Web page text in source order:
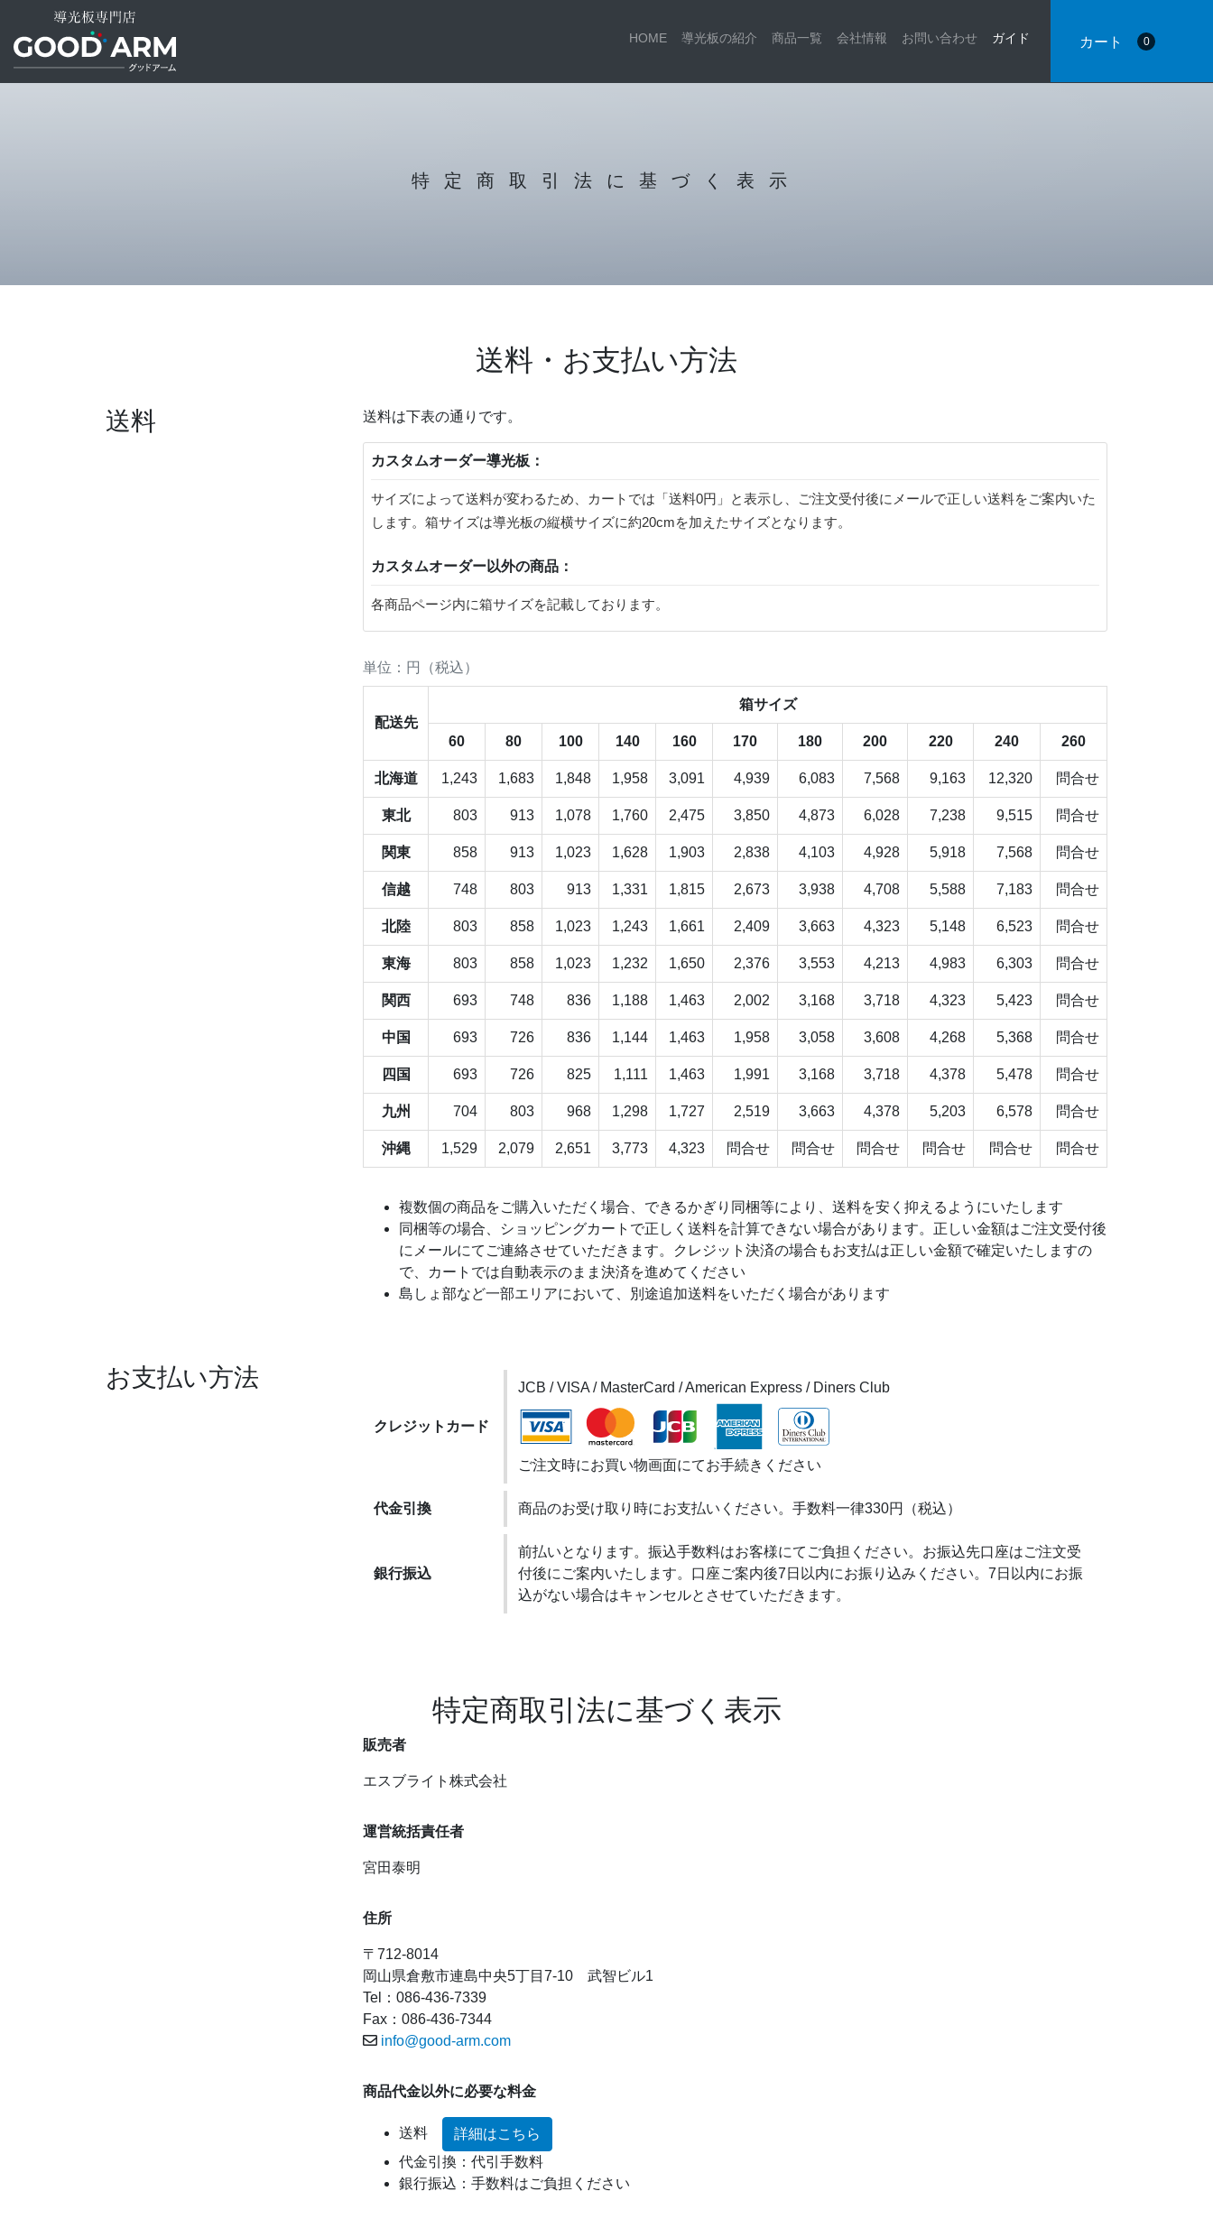
HOME 導光板の紹介 商品一覧 会社情報 お問い合わせ ガイド カート 0
特定商取引法に基づく表示
送料・お支払い方法
送料 送料は下表の通りです。
カスタムオーダー導光板：
サイズによって送料が変わるため、カートでは「送料0円」と表示し、ご注文受付後にメールで正しい送料をご案内いた
します。箱サイズは導光板の縦横サイズに約20cmを加えたサイズとなります。
カスタムオーダー以外の商品：
各商品ページ内に箱サイズを記載しております。
単位：円（税込）
配送先
箱サイズ
60 80 100 140 160 170 180 200 220 240 260
北海道 1,243 1,683 1,848 1,958 3,091 4,939 6,083 7,568 9,163 12,320 問合せ
東北 803 913 1,078 1,760 2,475 3,850 4,873 6,028 7,238 9,515 問合せ
関東 858 913 1,023 1,628 1,903 2,838 4,103 4,928 5,918 7,568 問合せ
信越 748 803 913 1,331 1,815 2,673 3,938 4,708 5,588 7,183 問合せ
北陸 803 858 1,023 1,243 1,661 2,409 3,663 4,323 5,148 6,523 問合せ
東海 803 858 1,023 1,232 1,650 2,376 3,553 4,213 4,983 6,303 問合せ
関西 693 748 836 1,188 1,463 2,002 3,168 3,718 4,323 5,423 問合せ
中国 693 726 836 1,144 1,463 1,958 3,058 3,608 4,268 5,368 問合せ
四国 693 726 825 1,111 1,463 1,991 3,168 3,718 4,378 5,478 問合せ
九州 704 803 968 1,298 1,727 2,519 3,663 4,378 5,203 6,578 問合せ
沖縄 1,529 2,079 2,651 3,773 4,323 問合せ 問合せ 問合せ 問合せ 問合せ 問合せ
複数個の商品をご購入いただく場合、できるかぎり同梱等により、送料を安く抑えるようにいたします
同梱等の場合、ショッピングカートで正しく送料を計算できない場合があります。正しい金額はご注文受付後
にメールにてご連絡させていただきます。クレジット決済の場合もお支払は正しい金額で確定いたしますの
で、カートでは自動表示のまま決済を進めてください
島しょ部など一部エリアにおいて、別途追加送料をいただく場合があります
お支払い方法
クレジットカード
JCB / VISA / MasterCard / American Express / Diners Club
ご注文時にお買い物画面にてお手続きください
代金引換 商品のお受け取り時にお支払いください。手数料一律330円（税込）
銀行振込
前払いとなります。振込手数料はお客様にてご負担ください。お振込先口座はご注文受
付後にご案内いたします。口座ご案内後7日以内にお振り込みください。7日以内にお振
込がない場合はキャンセルとさせていただきます。
特定商取引法に基づく表示
販売者
エスブライト株式会社
運営統括責任者
宮田泰明
住所
〒712-8014
岡山県倉敷市連島中央5丁目7-10 武智ビル1
Tel：086-436-7339
Fax：086-436-7344
info@good-arm.com
商品代金以外に必要な料金
送料
詳細はこちら
代金引換：代引手数料
銀行振込：手数料はご負担ください